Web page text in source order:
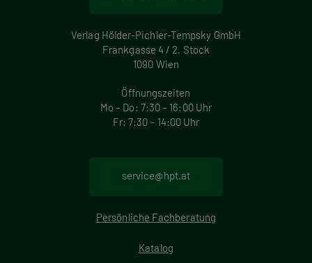
Verlag Hölder-Pichler-Tempsky GmbH
Frankgasse 4 / 2. Stock
1090 Wien
Öffnungszeiten
Mo – Do: 7:30 – 16:00 Uhr
Fr: 7:30 – 14:00 Uhr
service@hpt.at
Persönliche Fachberatung
Katalog